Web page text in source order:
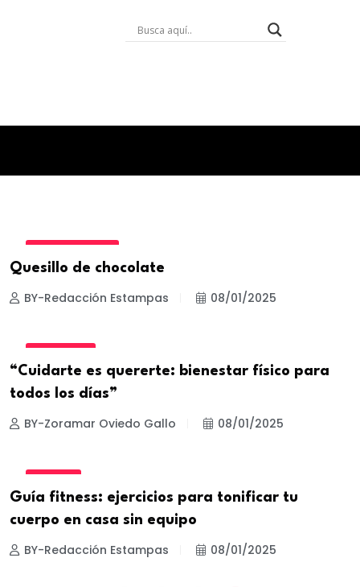
Quesillo de chocolate
BY-Redacción Estampas 08/01/2025
“Cuidarte es quererte: bienestar físico para
todos los días”
BY-Zoramar Oviedo Gallo 08/01/2025
Guía fitness: ejercicios para tonificar tu
cuerpo en casa sin equipo
BY-Redacción Estampas 08/01/2025